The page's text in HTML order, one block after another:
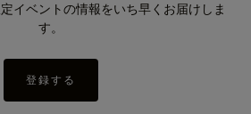
イベントの情報をいち早くお届けしま
す。
登録する